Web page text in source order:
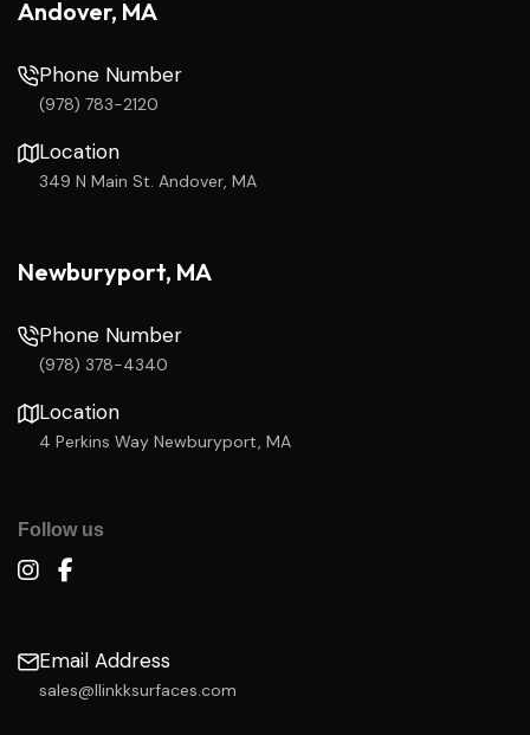
Andover, MA
Phone Number
(978) 783-2120
Location
349 N Main St. Andover, MA
Newburyport, MA
Phone Number
(978) 378-4340
Location
4 Perkins Way Newburyport, MA
Follow us
Email Address
sales@llinkksurfaces.com